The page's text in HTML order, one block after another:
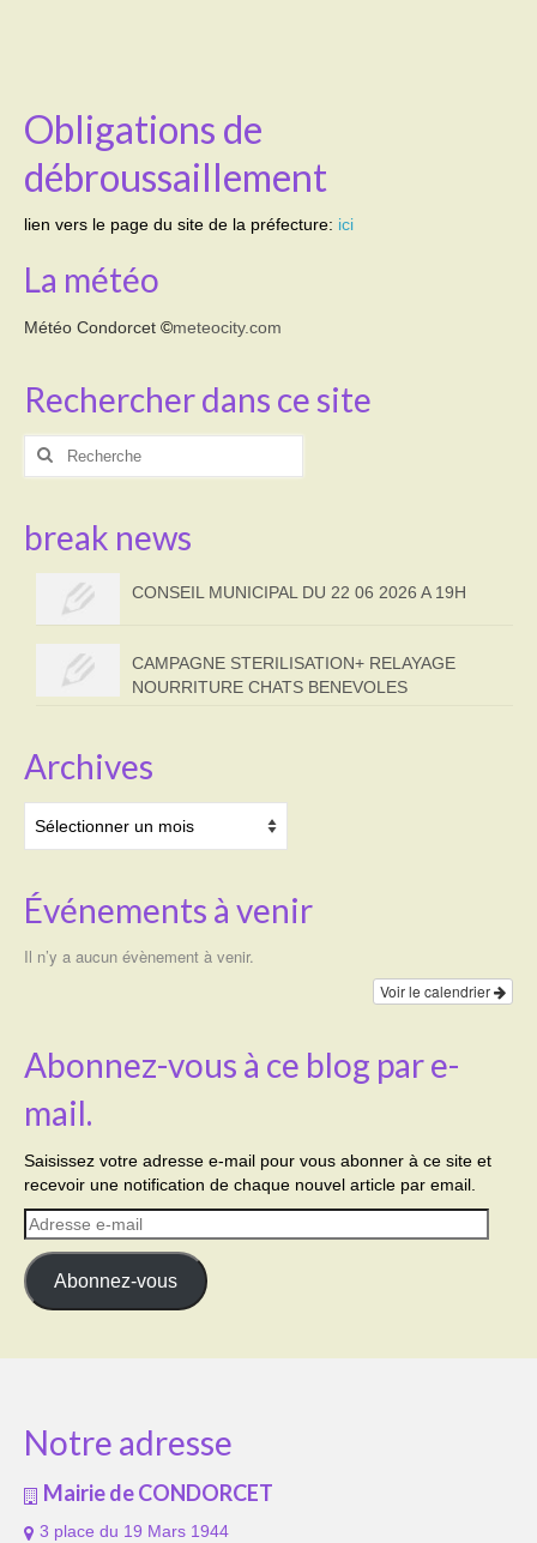
DECHETS VERTS
Obligations de
débroussaillement
lien vers le page du site de la préfecture: ici
La météo
Météo Condorcet ©meteocity.com
Rechercher dans ce site
Rechercher
break news
CONSEIL MUNICIPAL DU 22 06 2026 A 19H
CAMPAGNE STERILISATION+ RELAYAGE
NOURRITURE CHATS BENEVOLES
Archives
Événements à venir
Il n’y a aucun évènement à venir.
Voir le calendrier
Abonnez-vous à ce blog par e-
mail.
Saisissez votre adresse e-mail pour vous abonner à ce site et
recevoir une notification de chaque nouvel article par email.
Adresse
e-
mail
Abonnez-vous
Notre adresse
Mairie de CONDORCET
3 place du 19 Mars 1944